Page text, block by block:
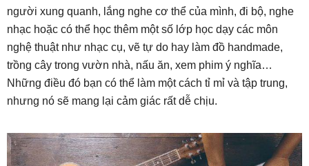
người xung quanh, lắng nghe cơ thể của mình, đi bộ, nghe
nhạc hoặc có thể học thêm một số lớp học dạy các môn
nghệ thuật như nhạc cụ, vẽ tự do hay làm đồ handmade,
trồng cây trong vườn nhà, nấu ăn, xem phim ý nghĩa…
Những điều đó bạn có thể làm một cách tỉ mỉ và tập trung,
nhưng nó sẽ mang lại cảm giác rất dễ chịu.